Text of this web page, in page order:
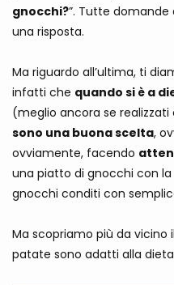
gnocchi?”. Tutte
una risposta.
Ma riguardo all’ultima, ti
infatti che quando si è a
(meglio ancora se
sono una buona scelta,
ovviamente, facendo
una piatto di gnocchi con
gnocchi conditi con
Ma scopriamo più da
patate sono adatti alla